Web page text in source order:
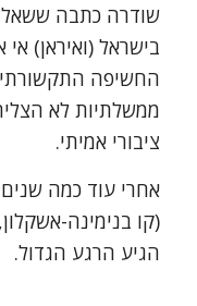
שודרה כתבה
בישראל (ואיראן)
החשיפה
ממשלתיות לא
ציבורי אמיתי.
אחרי עוד כמה שנים
(קו בנימינה-
הגיע הרגע הגדול.